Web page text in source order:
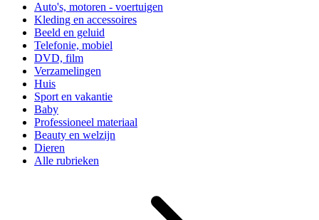
Auto's, motoren - voertuigen
Kleding en accessoires
Beeld en geluid
Telefonie, mobiel
DVD, film
Verzamelingen
Huis
Sport en vakantie
Baby
Professioneel materiaal
Beauty en welzijn
Dieren
Alle rubrieken